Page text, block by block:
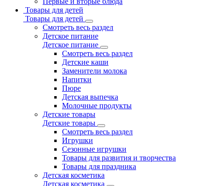
Товары для детей
Товары для детей
Смотреть весь раздел
Детское питание
Детское питание
Смотреть весь раздел
Детские каши
Заменители молока
Напитки
Пюре
Детская выпечка
Молочные продукты
Детские товары
Детские товары
Смотреть весь раздел
Игрушки
Сезонные игрушки
Товары для развития и творчества
Товары для праздника
Детская косметика
Детская косметика